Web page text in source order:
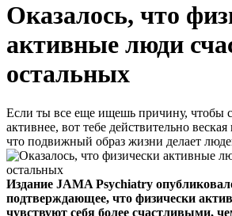
Оказалось, что
активные люди
остальных
Если ты все еще ищешь причину, чтобы
активнее, вот тебе действительно
что подвижный образ жизни делает
Издание JAMA Psychiatry
подтверждающее, что физически
чувствуют себя более счастливыми,